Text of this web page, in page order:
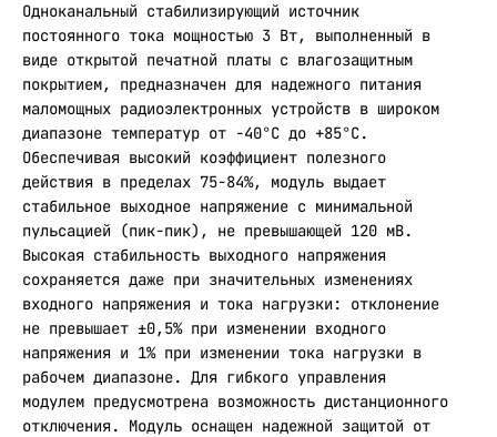
Одноканальный стабилизирующий источник
постоянного тока мощностью 3 Вт, выполненный в
виде открытой печатной платы с влагозащитным
покрытием, предназначен для надежного питания
маломощных радиоэлектронных устройств в широком
диапазоне температур от -40°C до +85°C.
Обеспечивая высокий коэффициент полезного
действия в пределах 75-84%, модуль выдает
стабильное выходное напряжение с минимальной
пульсацией (пик-пик), не превышающей 120 мВ.
Высокая стабильность выходного напряжения
сохраняется даже при значительных изменениях
входного напряжения и тока нагрузки: отклонение
не превышает ±0,5% при изменении входного
напряжения и 1% при изменении тока нагрузки в
рабочем диапазоне. Для гибкого управления
модулем предусмотрена возможность дистанционного
отключения. Модуль оснащен надежной защитой от